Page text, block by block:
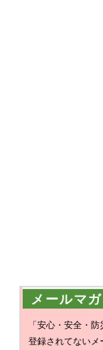
メールマ
「安心・安全・
登録されてないメ